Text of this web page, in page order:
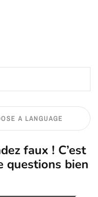
A LANGUAGE
faux ! C’est
questions bien